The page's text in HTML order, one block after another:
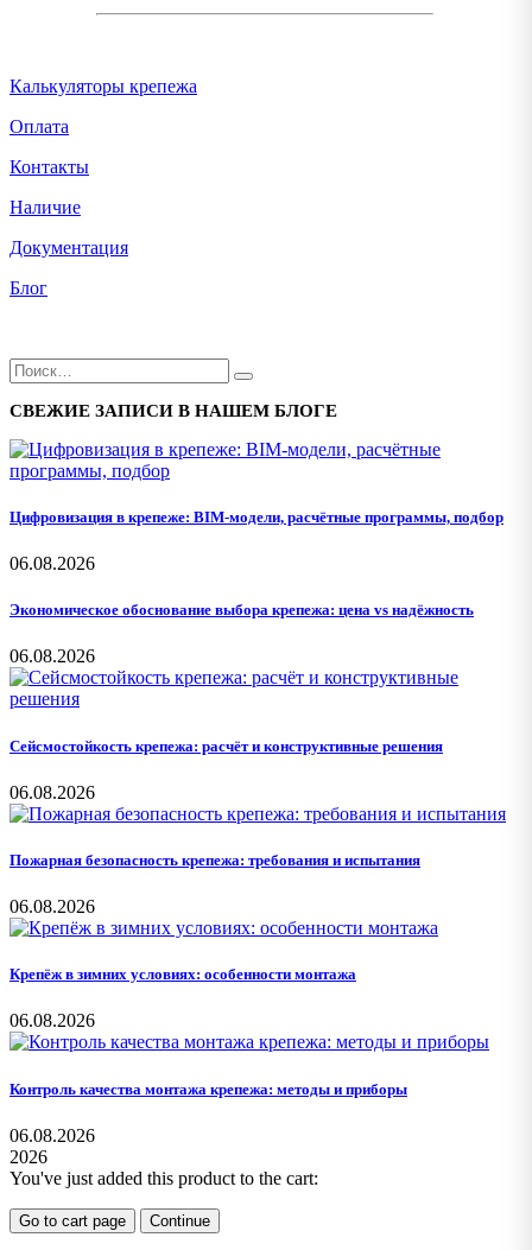
Калькуляторы крепежа
Оплата
Контакты
Наличие
Документация
Блог
СВЕЖИЕ ЗАПИСИ В НАШЕМ БЛОГЕ
Цифровизация в крепеже: BIM-модели, расчётные программы, подбор
06.08.2026
Экономическое обоснование выбора крепежа: цена vs надёжность
06.08.2026
Сейсмостойкость крепежа: расчёт и конструктивные решения
06.08.2026
Пожарная безопасность крепежа: требования и испытания
06.08.2026
Крепёж в зимних условиях: особенности монтажа
06.08.2026
Контроль качества монтажа крепежа: методы и приборы
06.08.2026
2026
You've just added this product to the cart:
Go to cart page Continue